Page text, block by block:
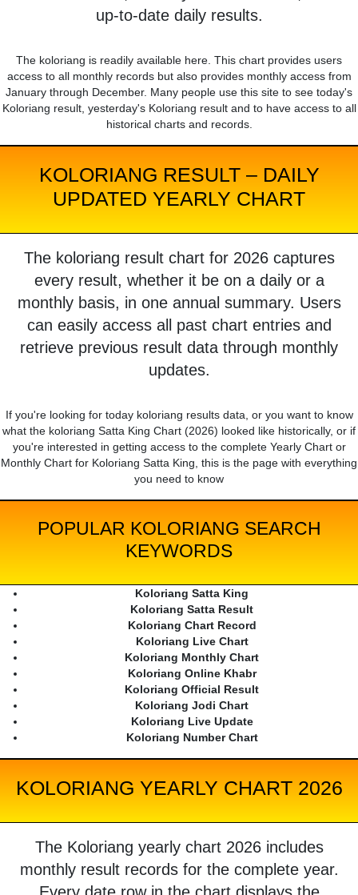
up-to-date daily results.
The koloriang is readily available here. This chart provides users
access to all monthly records but also provides monthly access from
January through December. Many people use this site to see today's
Koloriang result, yesterday's Koloriang result and to have access to all
historical charts and records.
KOLORIANG RESULT – DAILY
UPDATED YEARLY CHART
The koloriang result chart for 2026 captures
every result, whether it be on a daily or a
monthly basis, in one annual summary. Users
can easily access all past chart entries and
retrieve previous result data through monthly
updates.
If you're looking for today koloriang results data, or you want to know
what the koloriang Satta King Chart (2026) looked like historically, or if
you're interested in getting access to the complete Yearly Chart or
Monthly Chart for Koloriang Satta King, this is the page with everything
you need to know
POPULAR KOLORIANG SEARCH
KEYWORDS
Koloriang Satta King
Koloriang Satta Result
Koloriang Chart Record
Koloriang Live Chart
Koloriang Monthly Chart
Koloriang Online Khabr
Koloriang Official Result
Koloriang Jodi Chart
Koloriang Live Update
Koloriang Number Chart
KOLORIANG YEARLY CHART 2026
The Koloriang yearly chart 2026 includes
monthly result records for the complete year.